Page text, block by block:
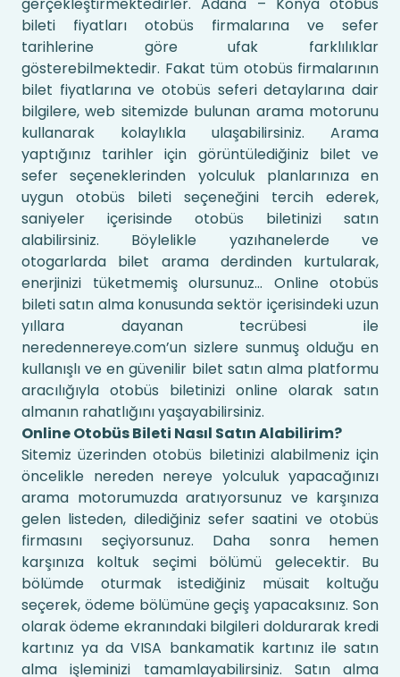
bileti fiyatları otobüs firmalarına ve sefer
tarihlerine göre ufak farklılıklar
gösterebilmektedir. Fakat tüm otobüs firmalarının
bilet fiyatlarına ve otobüs seferi detaylarına dair
bilgilere, web sitemizde bulunan arama motorunu
kullanarak kolaylıkla ulaşabilirsiniz. Arama
yaptığınız tarihler için görüntülediğiniz bilet ve
sefer seçeneklerinden yolculuk planlarınıza en
uygun otobüs bileti seçeneğini tercih ederek,
saniyeler içerisinde otobüs biletinizi satın
alabilirsiniz. Böylelikle yazıhanelerde ve
otogarlarda bilet arama derdinden kurtularak,
enerjinizi tüketmemiş olursunuz... Online otobüs
bileti satın alma konusunda sektör içerisindeki uzun
yıllara dayanan tecrübesi ile
neredennereye.com’un sizlere sunmuş olduğu en
kullanışlı ve en güvenilir bilet satın alma platformu
aracılığıyla otobüs biletinizi online olarak satın
almanın rahatlığını yaşayabilirsiniz.
Online Otobüs Bileti Nasıl Satın Alabilirim?
Sitemiz üzerinden otobüs biletinizi alabilmeniz için
öncelikle nereden nereye yolculuk yapacağınızı
arama motorumuzda aratıyorsunuz ve karşınıza
gelen listeden, dilediğiniz sefer saatini ve otobüs
firmasını seçiyorsunuz. Daha sonra hemen
karşınıza koltuk seçimi bölümü gelecektir. Bu
bölümde oturmak istediğiniz müsait koltuğu
seçerek, ödeme bölümüne geçiş yapacaksınız. Son
olarak ödeme ekranındaki bilgileri doldurarak kredi
kartınız ya da VISA bankamatik kartınız ile satın
alma işleminizi tamamlayabilirsiniz. Satın alma